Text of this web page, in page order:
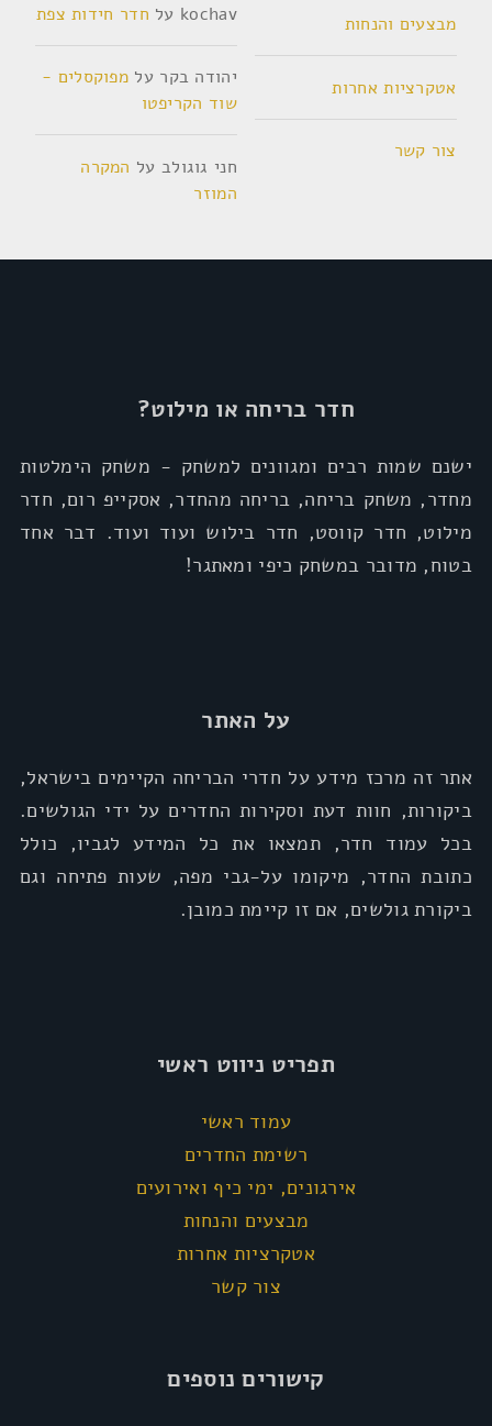
מבצעים והנחות
אטקרציות אחרות
צור קשר
kochav על חדר חידות צפת
יהודה בקר על מפוקסלים -
שוד הקריפטו
חני גוגולב על המקרה
המוזר
חדר בריחה או מילוט?
ישנם שמות רבים ומגוונים למשחק - משחק הימלטות
מחדר, משחק בריחה, בריחה מהחדר, אסקייפ רום, חדר
מילוט, חדר קווסט, חדר בילוש ועוד ועוד. דבר אחד
בטוח, מדובר במשחק כיפי ומאתגר!
על האתר
אתר זה מרכז מידע על חדרי הבריחה הקיימים בישראל,
ביקורות, חוות דעת וסקירות החדרים על ידי הגולשים.
בכל עמוד חדר, תמצאו את כל המידע לגביו, כולל
כתובת החדר, מיקומו על-גבי מפה, שעות פתיחה וגם
ביקורת גולשים, אם זו קיימת כמובן.
תפריט ניווט ראשי
עמוד ראשי
רשימת החדרים
אירגונים, ימי כיף ואירועים
מבצעים והנחות
אטקרציות אחרות
צור קשר
קישורים נוספים